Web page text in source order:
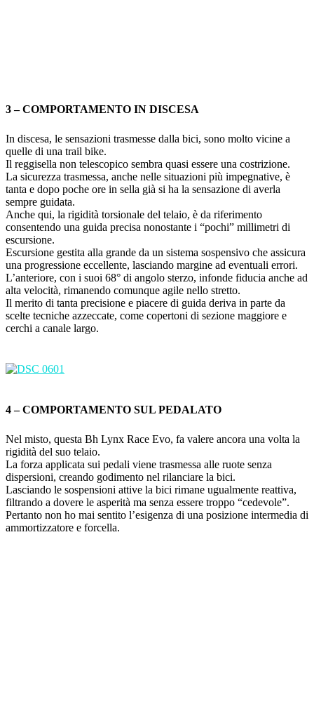
3 – COMPORTAMENTO IN DISCESA
In discesa, le sensazioni trasmesse dalla bici, sono molto vicine a
quelle di una trail bike.
Il reggisella non telescopico sembra quasi essere una costrizione.
La sicurezza trasmessa, anche nelle situazioni più impegnative, è
tanta e dopo poche ore in sella già si ha la sensazione di averla
sempre guidata.
Anche qui, la rigidità torsionale del telaio, è da riferimento
consentendo una guida precisa nonostante i “pochi” millimetri di
escursione.
Escursione gestita alla grande da un sistema sospensivo che assicura
una progressione eccellente, lasciando margine ad eventuali errori.
L’anteriore, con i suoi 68° di angolo sterzo, infonde fiducia anche ad
alta velocità, rimanendo comunque agile nello stretto.
Il merito di tanta precisione e piacere di guida deriva in parte da
scelte tecniche azzeccate, come copertoni di sezione maggiore e
cerchi a canale largo.
4 – COMPORTAMENTO SUL PEDALATO
Nel misto, questa Bh Lynx Race Evo, fa valere ancora una volta la
rigidità del suo telaio.
La forza applicata sui pedali viene trasmessa alle ruote senza
dispersioni, creando godimento nel rilanciare la bici.
Lasciando le sospensioni attive la bici rimane ugualmente reattiva,
filtrando a dovere le asperità ma senza essere troppo “cedevole”.
Pertanto non ho mai sentito l’esigenza di una posizione intermedia di
ammortizzatore e forcella.